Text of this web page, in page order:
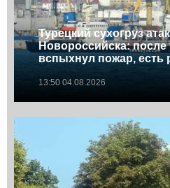
Турецкий сухогруз
Новороссийска: после
вспыхнул пожар, есть
13:50 04.08.2026